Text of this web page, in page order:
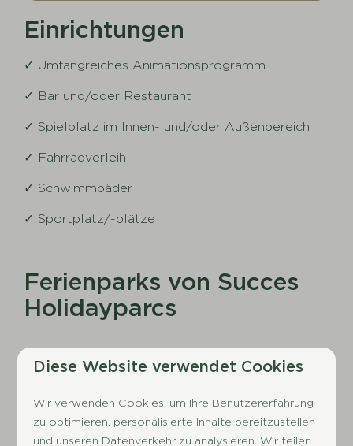
Einrichtungen
✓ Umfangreiches Animationsprogramm
✓ Bar und/oder Restaurant
✓ Spielplatz im Innen- und/oder Außenbereich
✓ Fahrradverleih
✓ Schwimmbäder
✓ Sportplatz/-plätze
Ferienparks von Succes
Holidayparcs
Diese Website verwendet Cookies
Wir verwenden Cookies, um Ihre Benutzererfahrung
zu optimieren, personalisierte Inhalte bereitzustellen
und unseren Datenverkehr zu analysieren. Wir teilen